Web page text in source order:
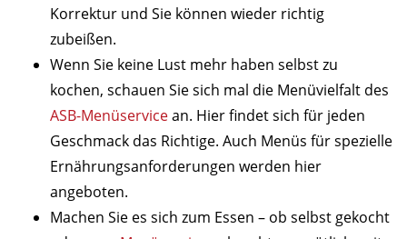
Korrektur und Sie können wieder richtig
zubeißen.
Wenn Sie keine Lust mehr haben selbst zu
kochen, schauen Sie sich mal die Menüvielfalt des
ASB-Menüservicean. Hier findet sich für jeden
Geschmack das Richtige. Auch Menüs für spezielle
Ernährungsanforderungen werden hier
angeboten.
Machen Sie es sich zum Essen – ob selbst gekocht